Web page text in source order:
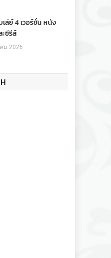
ล่ย์ 4 เวอร์ชั่น หนัง
ะซีรีส์
ม 2026